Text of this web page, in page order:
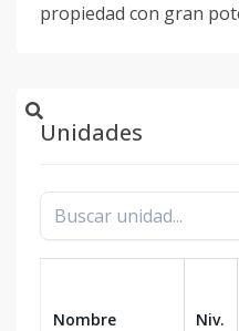
propiedad con gran
Unidades
Nombre Niv.